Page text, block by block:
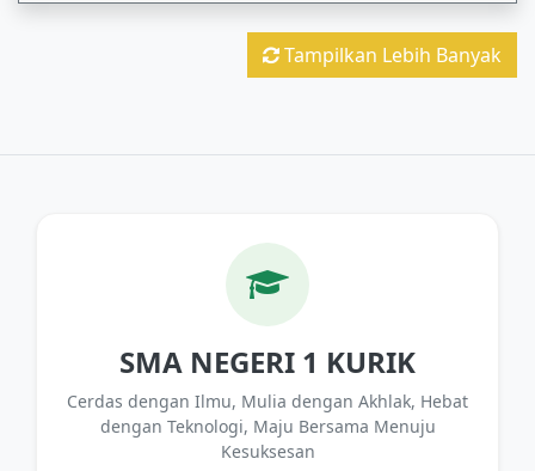
Tampilkan Lebih Banyak
SMA NEGERI 1 KURIK
Cerdas dengan Ilmu, Mulia dengan Akhlak, Hebat
dengan Teknologi, Maju Bersama Menuju
Kesuksesan